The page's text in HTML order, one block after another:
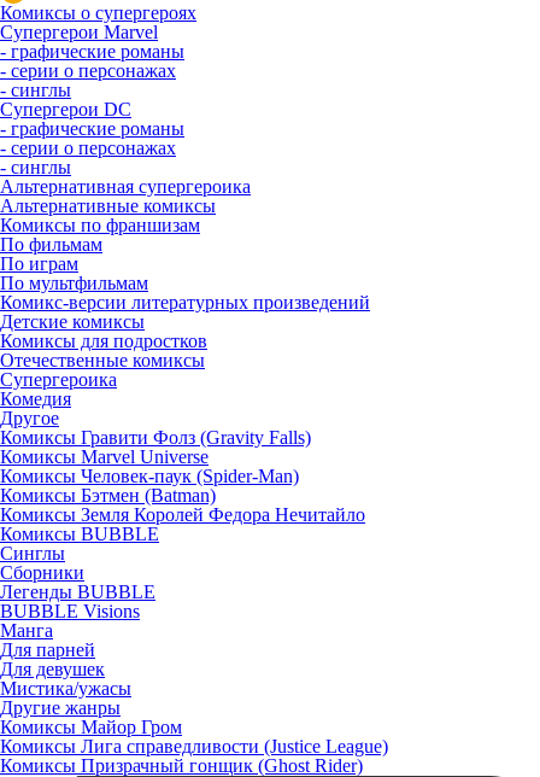
Комиксы о супергероях
Супергерои Marvel
- графические романы
- серии о персонажах
- синглы
Супергерои DC
- графические романы
- серии о персонажах
- синглы
Альтернативная супергероика
Альтернативные комиксы
Комиксы по франшизам
По фильмам
По играм
По мультфильмам
Комикс-версии литературных произведений
Детские комиксы
Комиксы для подростков
Отечественные комиксы
Супергероика
Комедия
Другое
Комиксы Гравити Фолз (Gravity Falls)
Комиксы Marvel Universe
Комиксы Человек-паук (Spider-Man)
Комиксы Бэтмен (Batman)
Комиксы Земля Королей Федора Нечитайло
Комиксы BUBBLE
Синглы
Сборники
Легенды BUBBLE
BUBBLE Visions
Манга
Для парней
Для девушек
Мистика/ужасы
Другие жанры
Комиксы Майор Гром
Комиксы Лига справедливости (Justice League)
Комиксы Призрачный гонщик (Ghost Rider)